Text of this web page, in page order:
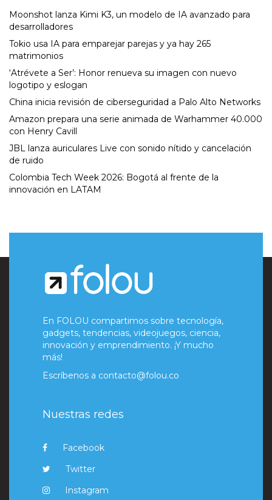
Moonshot lanza Kimi K3, un modelo de IA avanzado para
desarrolladores
Tokio usa IA para emparejar parejas y ya hay 265
matrimonios
‘Atrévete a Ser’: Honor renueva su imagen con nuevo
logotipo y eslogan
China inicia revisión de ciberseguridad a Palo Alto Networks
Amazon prepara una serie animada de Warhammer 40.000
con Henry Cavill
JBL lanza auriculares Live con sonido nítido y cancelación
de ruido
Colombia Tech Week 2026: Bogotá al frente de la
innovación en LATAM
En FOLOU compartimos sobre tecnología,
gadgets, tendencias, videojuegos, ciencia,
innovación y emprendimiento. ¡Y mucho
más!
Escríbenos a contacto@folou.co
Nuestras redes
Facebook
Twitter
Instagram